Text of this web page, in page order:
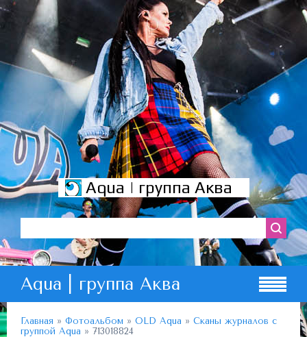
Aqua | группа Аква
Aqua | группа Аква
Главная » Фотоальбом » OLD Aqua » Сканы журналов с
группой Aqua » 713018824